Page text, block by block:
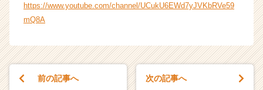
https://www.youtube.com/channel/UCukU6EWd7yJVKbRVe59
mQ8A
前の記事へ 次の記事へ